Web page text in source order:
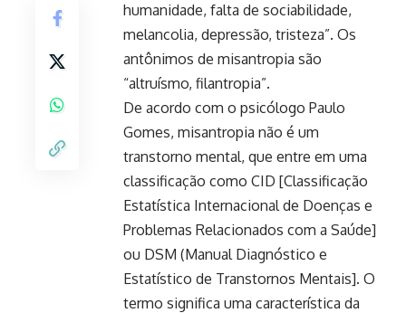
humanidade, falta de sociabilidade,
melancolia, depressão, tristeza”. Os
antônimos de misantropia são
“altruísmo, filantropia”.
De acordo com o psicólogo Paulo
Gomes, misantropia não é um
transtorno mental, que entre em uma
classificação como CID [Classificação
Estatística Internacional de Doenças e
Problemas Relacionados com a Saúde]
ou DSM (Manual Diagnóstico e
Estatístico de Transtornos Mentais]. O
termo significa uma característica da